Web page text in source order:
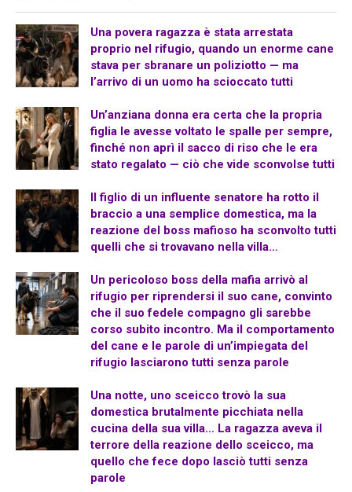
Una povera ragazza è stata arrestata
proprio nel rifugio, quando un enorme cane
stava per sbranare un poliziotto — ma
l’arrivo di un uomo ha scioccato tutti
Un’anziana donna era certa che la propria
figlia le avesse voltato le spalle per sempre,
finché non aprì il sacco di riso che le era
stato regalato — ciò che vide sconvolse tutti
Il figlio di un influente senatore ha rotto il
braccio a una semplice domestica, ma la
reazione del boss mafioso ha sconvolto tutti
quelli che si trovavano nella villa…
Un pericoloso boss della mafia arrivò al
rifugio per riprendersi il suo cane, convinto
che il suo fedele compagno gli sarebbe
corso subito incontro. Ma il comportamento
del cane e le parole di un’impiegata del
rifugio lasciarono tutti senza parole
Una notte, uno sceicco trovò la sua
domestica brutalmente picchiata nella
cucina della sua villa… La ragazza aveva il
terrore della reazione dello sceicco, ma
quello che fece dopo lasciò tutti senza
parole